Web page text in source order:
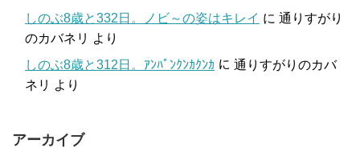
しのぶ8歳と332日。ノビ～の姿はキレイ に 通りすがり
のカバネリ より
しのぶ8歳と312日。ｱﾝﾊﾟﾝｸﾝｶｸﾝｶ に 通りすがりのカバ
ネリ より
アーカイブ